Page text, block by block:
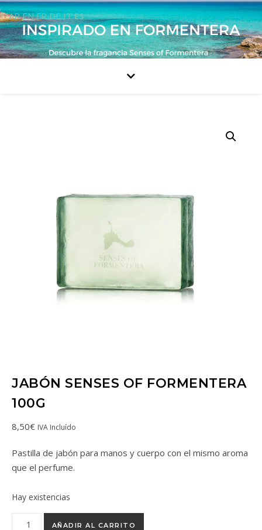
JABÓN SENSES OF FORMENTERA
100G
8,50€ IVA Incluído
Pastilla de jabón para manos y cuerpo con el mismo aroma
que el perfume.
Hay existencias
Jabón Senses of Formentera 100g cantidad
AÑADIR AL CARRITO
AR EN FR DE IT ES